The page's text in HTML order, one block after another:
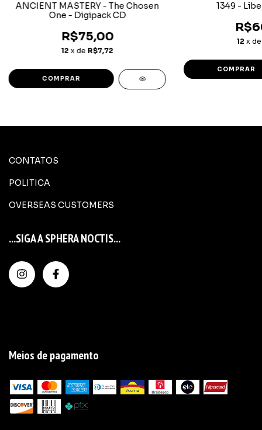
ANCIENT MASTERY - The Chosen
One - Digipack CD
R$75,00
12 x de R$7,72
1349 -
12 x
CONTATOS
POLITICA
OVERSEAS CUSTOMERS
...SIGA A SPHERA NOCTIS...
Meios de pagamento